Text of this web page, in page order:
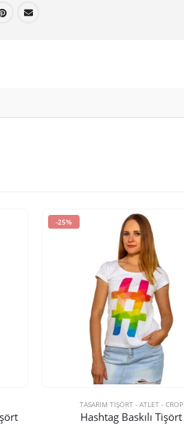
-25%
TASARIM TIŞÖRT - ATLET - CROP
Hashtag Baskılı Tişört